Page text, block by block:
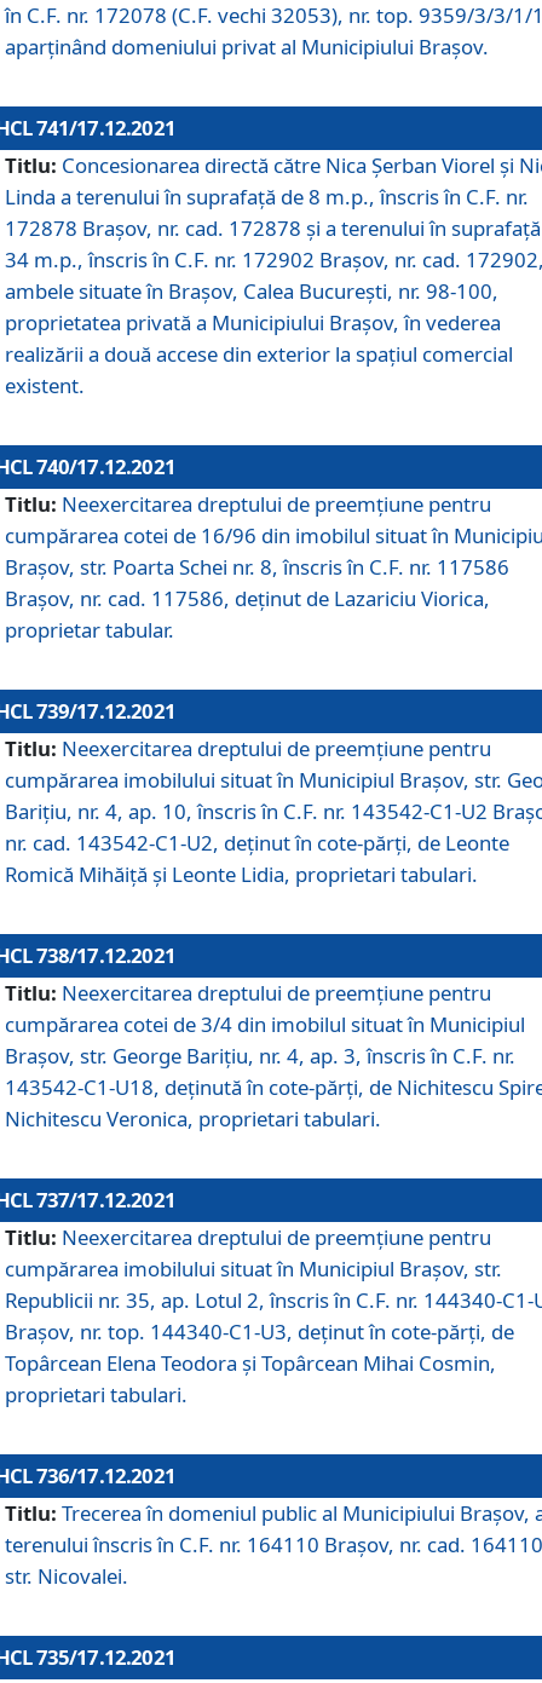
în C.F. nr. 172078 (C.F. vechi 32053), nr. top. 9359/3/3/1/
aparținând domeniului privat al Municipiului Brașov.
741/17.12.2021
Titlu: Concesionarea directă către Nica Șerban Viorel și
Linda a terenului în suprafață de 8 m.p., înscris în C.F. nr.
172878 Brașov, nr. cad. 172878 și a terenului în
34 m.p., înscris în C.F. nr. 172902 Brașov, nr. cad.
ambele situate în Brașov, Calea București, nr. 98-100,
proprietatea privată a Municipiului Brașov, în vederea
realizării a două accese din exterior la spațiul comercial
existent.
740/17.12.2021
Titlu: Neexercitarea dreptului de preemţiune pentru
cumpărarea cotei de 16/96 din imobilul situat în
Braşov, str. Poarta Schei nr. 8, înscris în C.F. nr. 117586
Brașov, nr. cad. 117586, deținut de Lazariciu Viorica,
proprietar tabular.
739/17.12.2021
Titlu: Neexercitarea dreptului de preemţiune pentru
cumpărarea imobilului situat în Municipiul Braşov, str.
Barițiu, nr. 4, ap. 10, înscris în C.F. nr. 143542-C1-U2
nr. cad. 143542-C1-U2, deținut în cote-părți, de Leonte
Romică Mihăiță și Leonte Lidia, proprietari tabulari.
738/17.12.2021
Titlu: Neexercitarea dreptului de preemţiune pentru
cumpărarea cotei de 3/4 din imobilul situat în Municipiul
Braşov, str. George Barițiu, nr. 4, ap. 3, înscris în C.F. nr.
143542-C1-U18, deținută în cote-părți, de Nichitescu
Nichitescu Veronica, proprietari tabulari.
737/17.12.2021
Titlu: Neexercitarea dreptului de preemţiune pentru
cumpărarea imobilului situat în Municipiul Braşov, str.
Republicii nr. 35, ap. Lotul 2, înscris în C.F. nr. 144340-C1-
Brașov, nr. top. 144340-C1-U3, deținut în cote-părți, de
Topârcean Elena Teodora și Topârcean Mihai Cosmin,
proprietari tabulari.
736/17.12.2021
Titlu: Trecerea în domeniul public al Municipiului Braşov,
terenului înscris în C.F. nr. 164110 Brașov, nr. cad.
str. Nicovalei.
735/17.12.2021